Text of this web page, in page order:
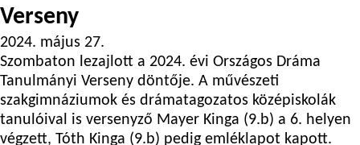
Verseny
2024. május 27.
Szombaton lezajlott a 2024. évi Országos Dráma
Tanulmányi Verseny döntője. A művészeti
szakgimnáziumok és drámatagozatos középiskolák
tanulóival is versenyző Mayer Kinga (9.b) a 6. helyen
végzett, Tóth Kinga (9.b) pedig emléklapot kapott.